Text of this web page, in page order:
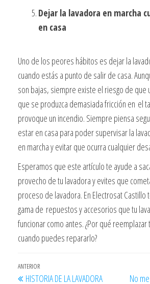
Dejar la lavadora en marcha
en casa
Uno de los peores hábitos es dejar la
cuando estás a punto de salir de casa.
son bajas, siempre existe el riesgo de que
que se produzca demasiada fricción en el
provoque un incendio. Siempre piensa
estar en casa para poder supervisar la
en marcha y evitar que ocurra cualquier
Esperamos que este artículo te ayude a
provecho de tu lavadora y evites que
proceso de lavadora. En Electrosat Castillo
gama de repuestos y accesorios que tu
funcionar como antes. ¿Por qué
cuando puedes repararlo?
Navegación
Entrada
ANTERIOR
HISTORIA DE LA LAVADORA No